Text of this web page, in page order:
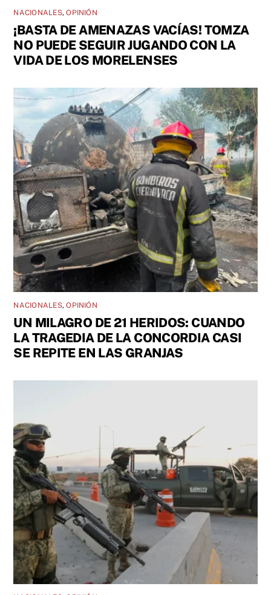
NACIONALES,OPINIÓN
¡BASTA DE AMENAZAS VACÍAS! TOMZA
NO PUEDE SEGUIR JUGANDO CON LA
VIDA DE LOS MORELENSES
NACIONALES,OPINIÓN
UN MILAGRO DE 21 HERIDOS: CUANDO
LA TRAGEDIA DE LA CONCORDIA CASI
SE REPITE EN LAS GRANJAS